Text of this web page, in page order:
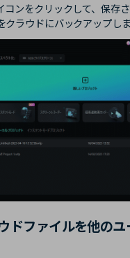
コンをクリックして、保存
クラウドにバックアップしま
ドファイルを他のユ